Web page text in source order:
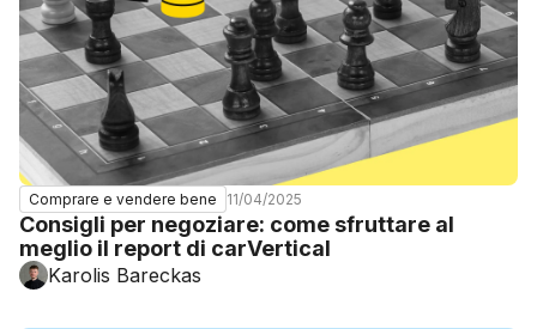
Comprare e vendere bene 11/04/2025
Consigli per negoziare: come sfruttare al
meglio il report di carVertical
Karolis Bareckas